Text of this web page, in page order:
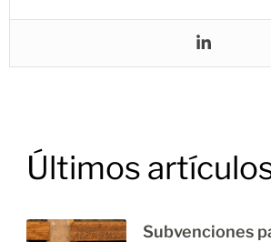
Últimos
Subvenciones